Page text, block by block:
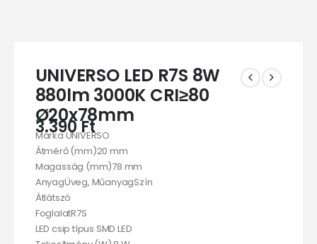
UNIVERSO LED R7S 8W
880lm 3000K CRI≥80
Ø20x78mm
3.390Ft
Márka UNIVERSO
Átmérő (mm)20 mm
Magasság (mm)78 mm
AnyagÜveg, MűanyagSzín
Átlátszó
FoglalatR7S
LED csip típus SMD LED